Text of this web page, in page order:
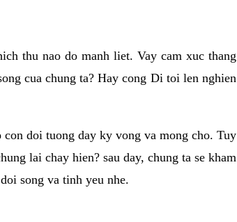
thu nao do manh liet. Vay cam xuc thang
cua chung ta? Hay cong Di toi len nghien
doi tuong day ky vong va mong cho. Tuy
lai chay hien? sau day, chung ta se kham
song va tinh yeu nhe.